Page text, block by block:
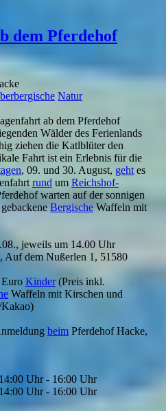
dem Pferdehof
Natur
ab dem Pferdehof
Wälder des Ferienlands
ziehen die Katlblüter den
Fahrt ist ein Erlebnis für die
, 09. und 30. August, geht es
rund um Reichshof-
warten auf der sonnigen
gebackene Bergische Waffeln mit
jeweils um 14.00 Uhr
Auf dem Nußerlen 1, 51580
Kinder(Preis inkl.
Waffeln mit Kirschen und
Kakao)
beim Pferdehof Hacke,
Uhr - 16:00 Uhr
Uhr - 16:00 Uhr